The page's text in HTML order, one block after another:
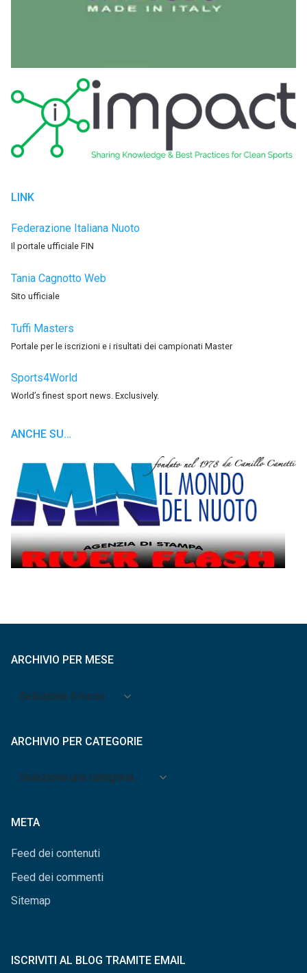
LINK
Federazione Italiana Nuoto
Il portale ufficiale FIN
Tania Cagnotto Web
Sito ufficiale
Tuffi Masters
Portale per le iscrizioni e i risultati dei campionati Master
Sports4World
World’s finest sport news. Exclusively.
ANCHE SU…
ARCHIVIO PER MESE
Archivio
ARCHIVIO PER CATEGORIE
Archivio
META
Feed dei contenuti
Feed dei commenti
Sitemap
ISCRIVITI AL BLOG TRAMITE EMAIL